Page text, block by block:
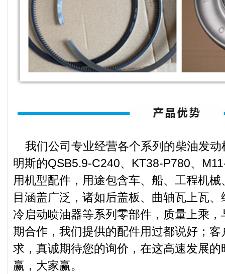
我们公司专业经营各个系列的柴油发动
明斯的QSB5.9-C240、KT38-P780、
用机型配件，用途包含车、船、工程机
目涵盖广泛，诸如后盖板、曲轴瓦上瓦
冷启动喷油器等系列零部件，质量上乘
期合作，我们提供的配件用过都说好；
求，真诚期待您的询价，在这高速发展
赢，大家赢。